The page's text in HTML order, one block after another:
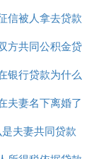
母可以提取本人
按公积金还贷提
首付以及每年提
信被人拿去贷款
了咋办
方共同公积金贷
买房怎么扣
银行贷款为什么
妻双方签字
夫妻名下离婚了
如何贷款
夫妻共同贷款